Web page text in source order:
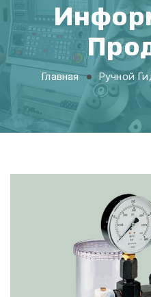
Главная Ручной